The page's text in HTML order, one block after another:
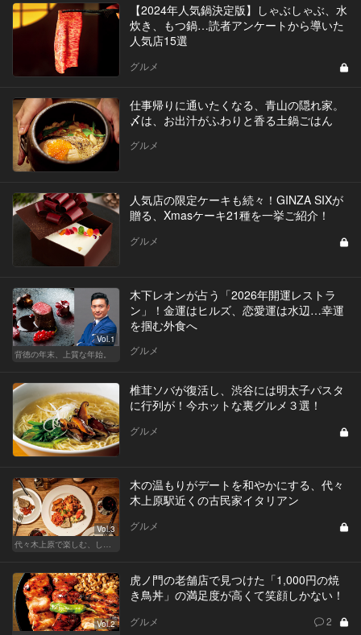
【2024年人気鍋決定版】しゃぶしゃぶ、水
炊き、もつ鍋…読者アンケートから導いた
人気店15選
グルメ
仕事帰りに通いたくなる、青山の隠れ家。
〆は、お出汁がふわりと香る土鍋ごはん
グルメ
人気店の限定ケーキも続々！GINZA SIXが
贈る、Xmasケーキ21種を一挙ご紹介！
グルメ
Vol.1
背徳の年末、上質な年始。
木下レオンが占う「2026年開運レストラ
ン」！金運はヒルズ、恋愛運は水辺…幸運
を掴む外食へ
グルメ
椎茸ソバが復活し、渋谷には明太子パスタ
に行列が！今ホットな裏グルメ３選！
グルメ
Vol.3
木の温もりがデートを和やかにする、代々
木上原駅近くの古民家イタリアン
グルメ
Vol.2
虎ノ門の老舗店で見つけた「1,000円の焼
き鳥丼」の満足度が高くて笑顔しかない！
グルメ 2